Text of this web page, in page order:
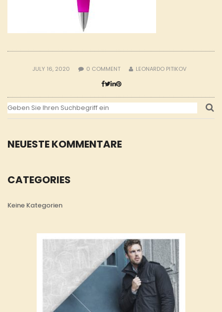
NEUESTE KOMMENTARE
CATEGORIES
Keine Kategorien
JULY 16, 2020 0 COMMENT LEONARDO PITIKOV